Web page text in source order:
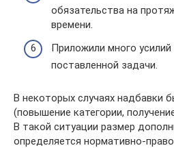
обязательства на
времени.
Приложили много
поставленной задачи.
В некоторых случаях надбавки
(повышение категории,
В такой ситуации размер
определяется нормативно-